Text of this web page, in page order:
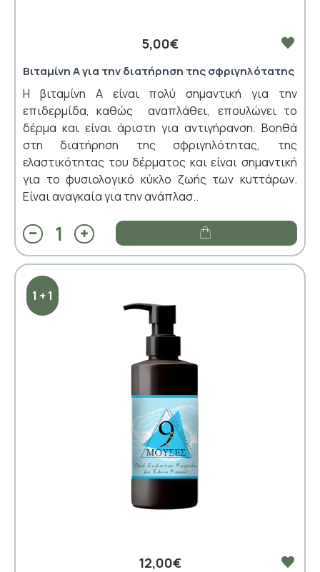
5,00€
Βιταμίνη Α για την διατήρηση της σφριγηλότατης
Η βιταμίνη Α είναι πολύ σημαντική για την
επιδερμίδα, καθώς αναπλάθει, επουλώνει το
δέρμα και είναι άριστη για αντιγήρανση. Βοηθά
στη διατήρηση της σφριγηλότητας, της
ελαστικότητας του δέρματος και είναι σημαντική
για το φυσιολογικό κύκλο ζωής των κυττάρων.
Είναι αναγκαία για την ανάπλασ..
1 + 1
12,00€